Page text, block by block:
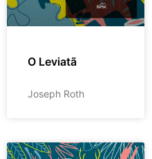
O Leviatã
Joseph Roth